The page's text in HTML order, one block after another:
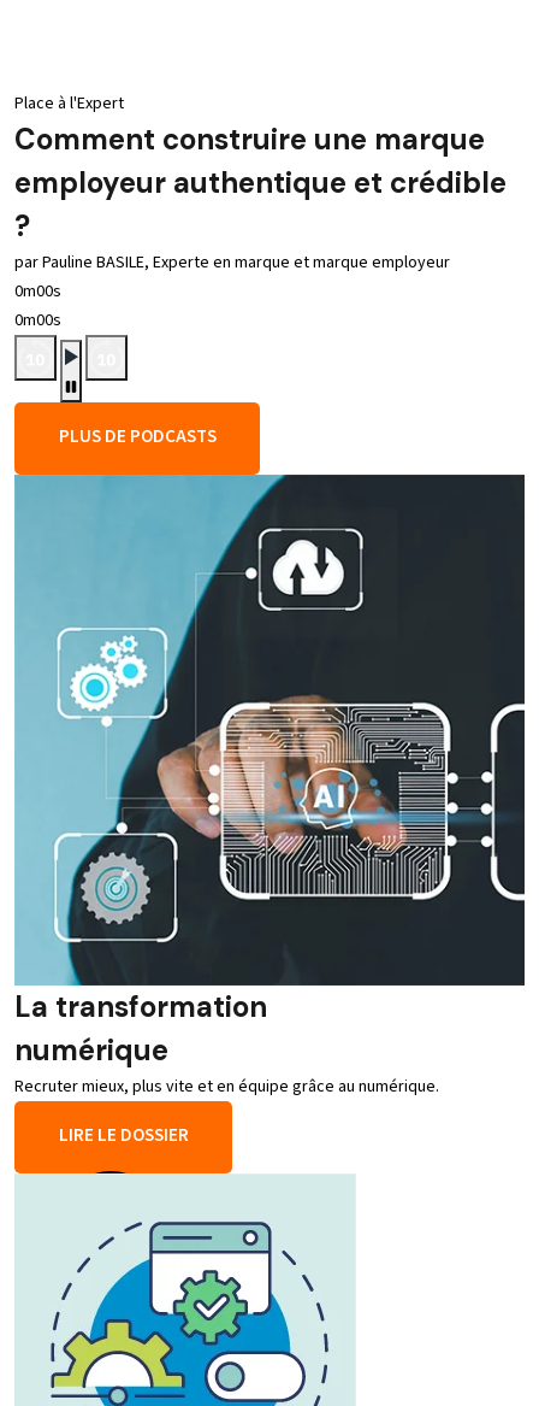
Place à l'Expert
Comment construire une marque
employeur authentique et crédible
?
par Pauline BASILE, Experte en marque et marque employeur
0m00s
0m00s
PLUS DE PODCASTS
La transformation
numérique
Recruter mieux, plus vite et en équipe grâce au numérique.
LIRE LE DOSSIER